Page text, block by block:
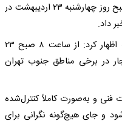
شهردار باقرشهر از انفجار کنترل شده در صبح روز چهارشنبه ۲۳ اردیبهشت در
داد.
به نقل از ایرنا، مرتضی همتی روز دوشنبه اظهار کرد: از ساعت ۸ صبح ۲۳
در برخی مناطق جنوب تهران
فنی و به‌صورت کاملاً کنترل‌شده
و جای هیچ‌گونه نگرانی برای